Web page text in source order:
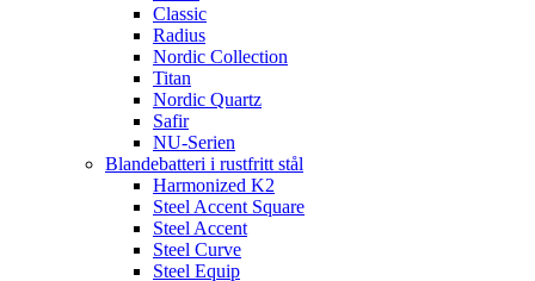
Classic
Radius
Nordic Collection
Titan
Nordic Quartz
Safir
NU-Serien
Blandebatteri i rustfritt stål
Harmonized K2
Steel Accent Square
Steel Accent
Steel Curve
Steel Equip